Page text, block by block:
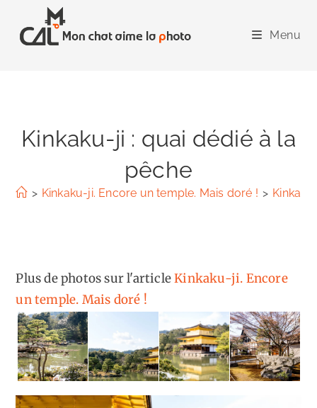
content
Menu
Kinkaku-ji : quai dédié à la
pêche
> Kinkaku-ji. Encore un temple. Mais doré ! >
Plus de photos sur l'articleKinkaku-ji. Encore
un temple. Mais doré !